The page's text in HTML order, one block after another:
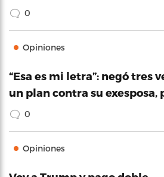
0
Opiniones
“Esa es mi letra”: negó tres
un plan contra su exesposa,
0
Opiniones